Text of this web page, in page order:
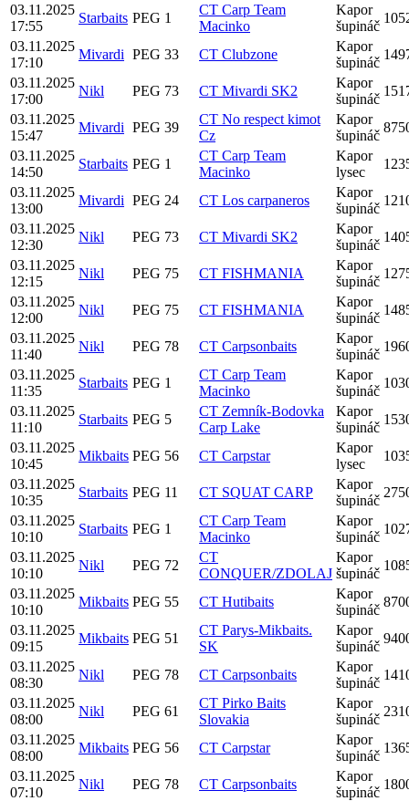
03.11.2025
17:55
Starbaits PEG 1
CT Carp Team
Macinko
Kapor
šupináč
03.11.2025
17:10
Mivardi PEG 33 CT Clubzone
Kapor
šupináč
03.11.2025
17:00
Nikl PEG 73 CT Mivardi SK2
Kapor
šupináč
03.11.2025
15:47
Mivardi PEG 39
CT No respect kimot
Cz
Kapor
šupináč
03.11.2025
14:50
Starbaits PEG 1
CT Carp Team
Macinko
Kapor
lysec
03.11.2025
13:00
Mivardi PEG 24 CT Los carpaneros
Kapor
šupináč
03.11.2025
12:30
Nikl PEG 73 CT Mivardi SK2
Kapor
šupináč
03.11.2025
12:15
Nikl PEG 75 CT FISHMANIA
Kapor
šupináč
03.11.2025
12:00
Nikl PEG 75 CT FISHMANIA
Kapor
šupináč
03.11.2025
11:40
Nikl PEG 78 CT Carpsonbaits
Kapor
šupináč
03.11.2025
11:35
Starbaits PEG 1
CT Carp Team
Macinko
Kapor
šupináč
03.11.2025
11:10
Starbaits PEG 5
CT Zemník-Bodovka
Carp Lake
Kapor
šupináč
03.11.2025
10:45
Mikbaits PEG 56 CT Carpstar
Kapor
lysec
03.11.2025
10:35
Starbaits PEG 11 CT SQUAT CARP
Kapor
šupináč
03.11.2025
10:10
Starbaits PEG 1
CT Carp Team
Macinko
Kapor
šupináč
03.11.2025
10:10
Nikl PEG 72
CT
CONQUER/ZDOLAJ
Kapor
šupináč
03.11.2025
10:10
Mikbaits PEG 55 CT Hutibaits
Kapor
šupináč
03.11.2025
09:15
Mikbaits PEG 51
CT Parys-Mikbaits.
SK
Kapor
šupináč
03.11.2025
08:30
Nikl PEG 78 CT Carpsonbaits
Kapor
šupináč
03.11.2025
08:00
Nikl PEG 61
CT Pirko Baits
Slovakia
Kapor
šupináč
03.11.2025
08:00
Mikbaits PEG 56 CT Carpstar
Kapor
šupináč
03.11.2025
07:10
Nikl PEG 78 CT Carpsonbaits
Kapor
šupináč